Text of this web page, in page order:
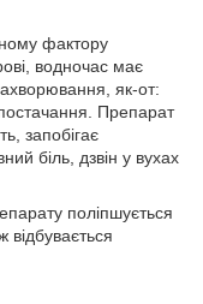
фактору
водночас має
як-от:
Препарат
запобігає
біль, дзвін у вухах
поліпшується
відбувається